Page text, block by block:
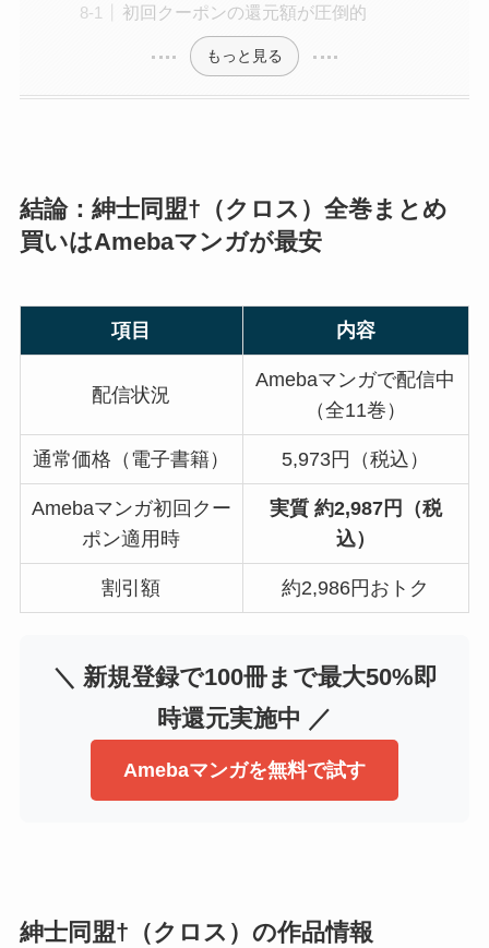
初回クーポンの還元額が圧倒的
もっと見る
結論：紳士同盟†（クロス）全巻まとめ
買いはAmebaマンガが最安
項目 内容
配信状況
Amebaマンガで配信中
（全11巻）
通常価格（電子書籍） 5,973円（税込）
Amebaマンガ初回クー
ポン適用時
実質 約2,987円（税
込）
割引額 約2,986円おトク
＼ 新規登録で100冊まで最大50%即
時還元実施中 ／
Amebaマンガを無料で試す
紳士同盟†（クロス）の作品情報